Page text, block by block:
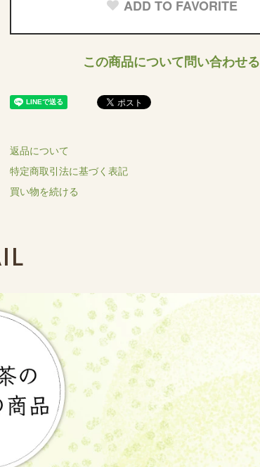
ADD TO FAVORITE
この商品について問い合わせる
返品について
特定商取引法に基づく表記
買い物を続ける